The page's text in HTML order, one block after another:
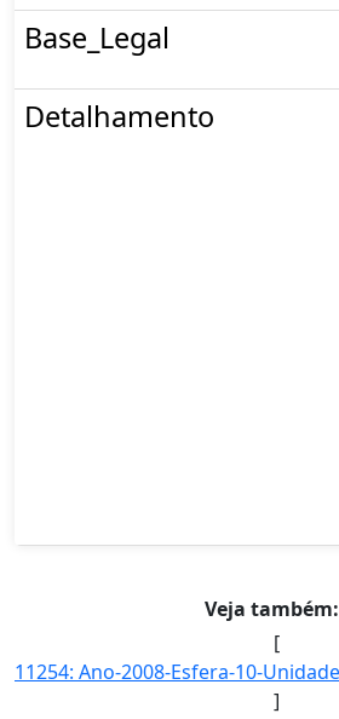
Base_Legal
Detalhamento
Veja também:
[
]